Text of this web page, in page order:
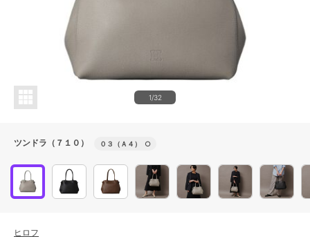
1/32
ツンドラ（７１０） ０３（Ａ４） ○
ヒロフ